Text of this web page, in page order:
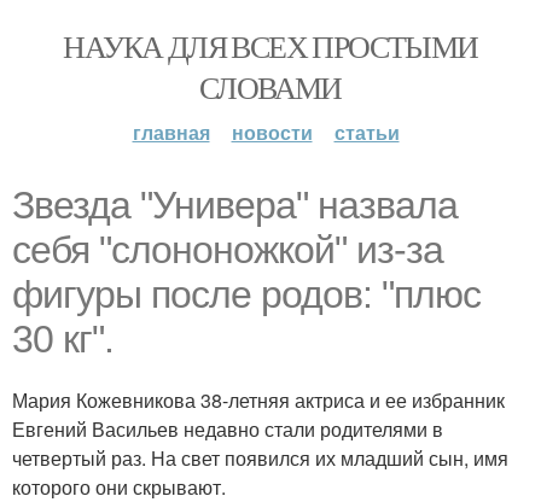
НАУКА ДЛЯ ВСЕХ ПРОСТЫМИ
СЛОВАМИ
главная новости статьи
Звезда "Универа" назвала
себя "слононожкой" из-за
фигуры после родов: "плюс
30 кг".
Мария Кожевникова 38-летняя актриса и ее избранник
Евгений Васильев недавно стали родителями в
четвертый раз. На свет появился их младший сын, имя
которого они скрывают.